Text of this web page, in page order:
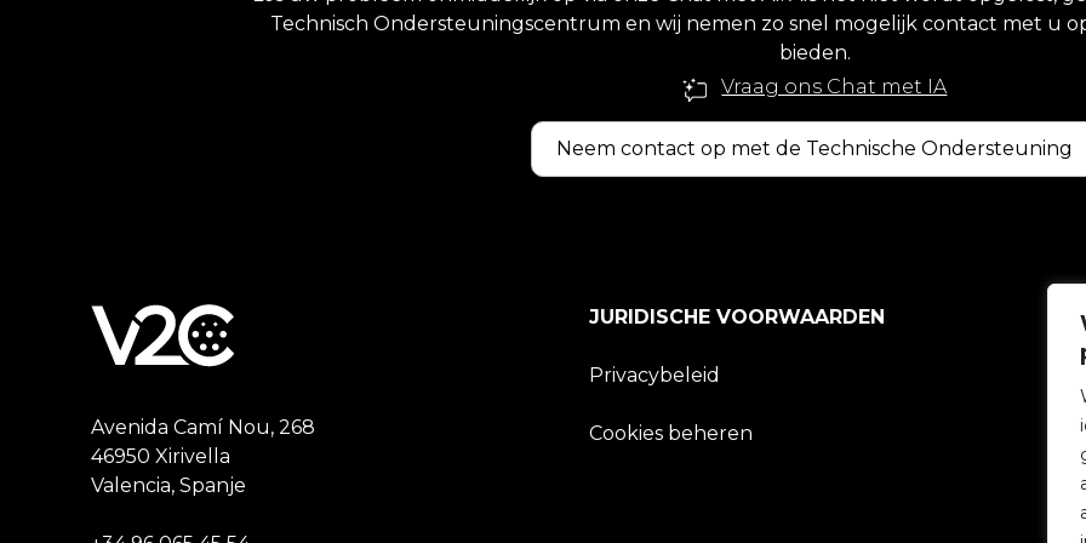
Technisch Ondersteuningscentrum en wij nemen zo snel mogelijk contact met u
bieden.
Vraag ons Chat met IA
Neem contact op met de Technische Ondersteuning
Avenida Camí Nou, 268
46950 Xirivella
Valencia, Spanje
JURIDISCHE VOORWAARDEN
Privacybeleid
Cookies beheren